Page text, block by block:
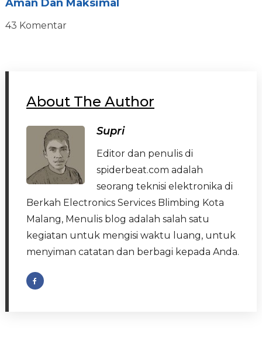
Aman Dan Maksimal
43 Komentar
About The Author
Supri
Editor dan penulis di
spiderbeat.com adalah
seorang teknisi elektronika di
Berkah Electronics Services Blimbing Kota
Malang, Menulis blog adalah salah satu
kegiatan untuk mengisi waktu luang, untuk
menyiman catatan dan berbagi kepada Anda.